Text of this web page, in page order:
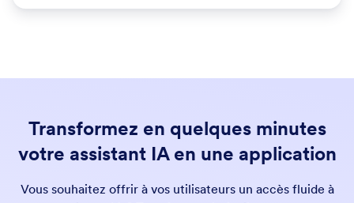
Transformez en quelques minutes
votre assistant IA en une application
Vous souhaitez offrir à vos utilisateurs un accès fluide à